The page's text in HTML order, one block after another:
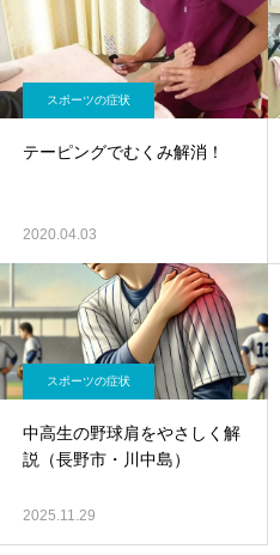
スポーツの症状
テーピングでむくみ解消！
2020.04.03
スポーツの症状
中高生の野球肩をやさしく解
説（長野市・川中島）
2025.11.29